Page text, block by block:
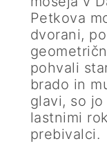
Petkova
dvorani,
pohvali
brado in
glavi, so
lastnimi
prebivalci.